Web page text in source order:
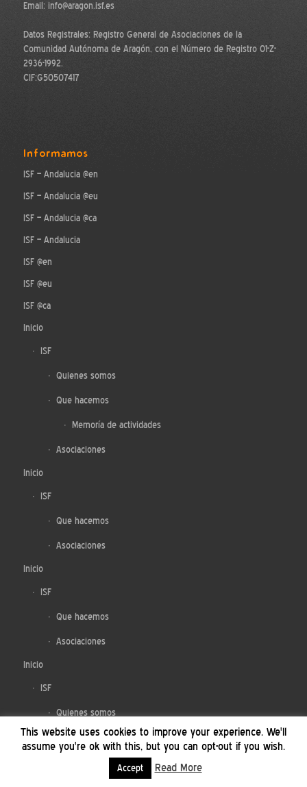
Email: info@aragon.isf.es
Datos Registrales: Registro General de Asociaciones de la
Comunidad Autónoma de Aragón, con el Número de Registro 01-Z-
2936-1992.
CIF:G50507417
Informamos
ISF – Andalucia @en
ISF – Andalucia @eu
ISF – Andalucia @ca
ISF – Andalucia
ISF @en
ISF @eu
ISF @ca
Inicio
ISF
Quienes somos
Que hacemos
Memoría de actividades
Asociaciones
Inicio
ISF
Que hacemos
Asociaciones
Inicio
ISF
Que hacemos
Asociaciones
Inicio
ISF
Quienes somos
Que hacemos
This website uses cookies to improve your experience. We'll
assume you're ok with this, but you can opt-out if you wish.
Accept Read More